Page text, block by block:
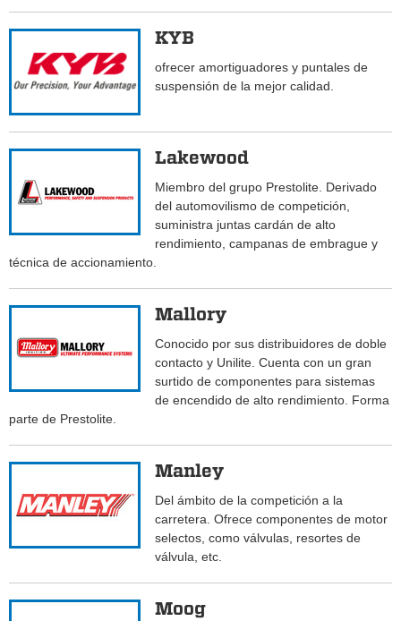
KYB
ofrecer amortiguadores y puntales de
suspensión de la mejor calidad.
Lakewood
Miembro del grupo Prestolite. Derivado
del automovilismo de competición,
suministra juntas cardán de alto
rendimiento, campanas de embrague y
técnica de accionamiento.
Mallory
Conocido por sus distribuidores de doble
contacto y Unilite. Cuenta con un gran
surtido de componentes para sistemas
de encendido de alto rendimiento. Forma
parte de Prestolite.
Manley
Del ámbito de la competición a la
carretera. Ofrece componentes de motor
selectos, como válvulas, resortes de
válvula, etc.
Moog